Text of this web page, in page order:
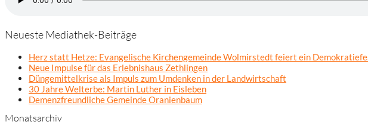
Neueste Mediathek-Beiträge
Herz statt Hetze: Evangelische Kirchengemeinde Wolmirstedt feiert ein
Neue Impulse für das Erlebnishaus Zethlingen
Düngemittelkrise als Impuls zum Umdenken in der Landwirtschaft
30 Jahre Welterbe: Martin Luther in Eisleben
Demenzfreundliche Gemeinde Oranienbaum
Monatsarchiv